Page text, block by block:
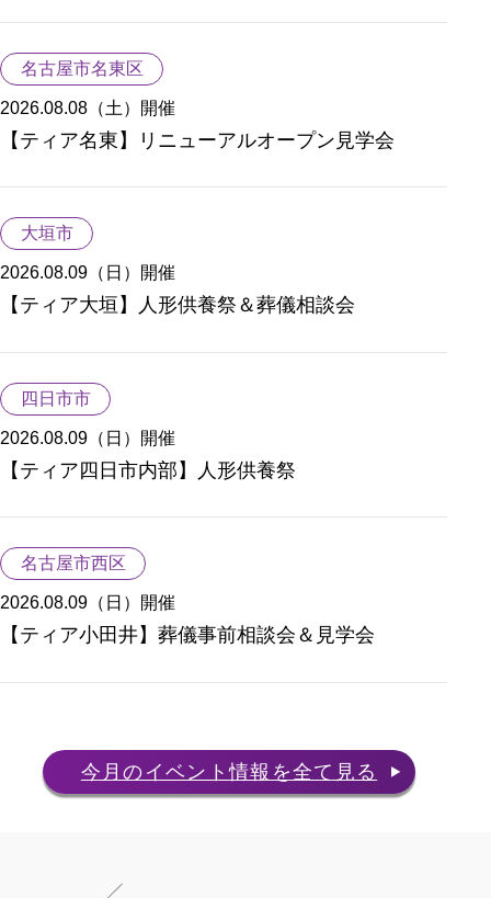
名古屋市名東区
2026.08.08（土） 開催
【ティア名東】リニューアルオープン見学会
大垣市
2026.08.09（日） 開催
【ティア大垣】人形供養祭＆葬儀相談会
四日市市
2026.08.09（日） 開催
【ティア四日市内部】人形供養祭
名古屋市西区
2026.08.09（日） 開催
【ティア小田井】葬儀事前相談会＆見学会
今月のイベント情報を全て見る